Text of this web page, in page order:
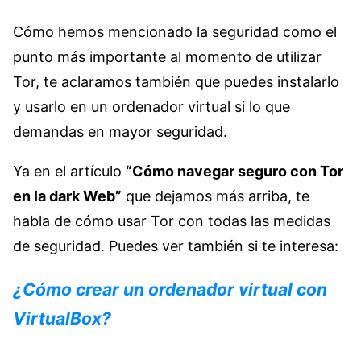
Cómo hemos mencionado la seguridad como el
punto más importante al momento de utilizar
Tor, te aclaramos también que puedes instalarlo
y usarlo en un ordenador virtual si lo que
demandas en mayor seguridad.
Ya en el artículo “Cómo navegar seguro con Tor
en la dark Web” que dejamos más arriba, te
habla de cómo usar Tor con todas las medidas
de seguridad. Puedes ver también si te interesa:
¿Cómo crear un ordenador virtual con
VirtualBox?